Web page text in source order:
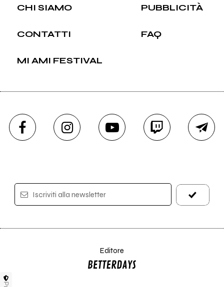
CHI SIAMO PUBBLICITÀ
CONTATTI FAQ
MI AMI FESTIVAL
Iscriviti alla newsletter
Editore